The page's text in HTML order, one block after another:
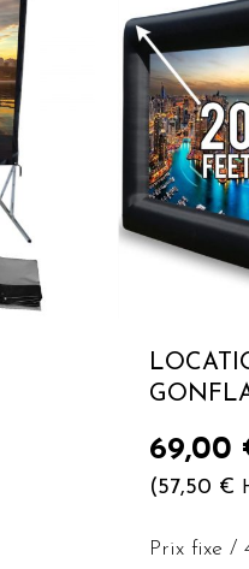
69,00
(57,50 €
Prix fixe /